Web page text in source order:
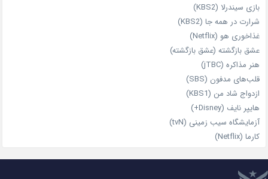
بازی سیندرلا (KBS2)
شرارت در همه‌ جا (KBS2)
غذاخوری هو (Netflix)
عشق بازگشته (عشق بازگشته)
هنر مذاکره (jTBC)
قلب‌های مدفون (SBS)
ازدواج شاد من (KBS1)
هایپر نایف (Disney+)
آزمایشگاه سیب‌ زمینی (tvN)
کارما (Netflix)